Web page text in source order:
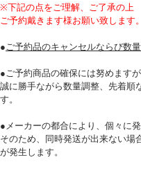
※下記の点をご理解、ご了承の上
ご予約戴きます様お願い致します。
●ご予約品のキャンセルならび数
●ご予約商品の確保には努めます
誠に勝手ながら数量調整、先着順
す。
●メーカーの都合により、個々に
そのため、同時発送が出来ない場
が発生します。